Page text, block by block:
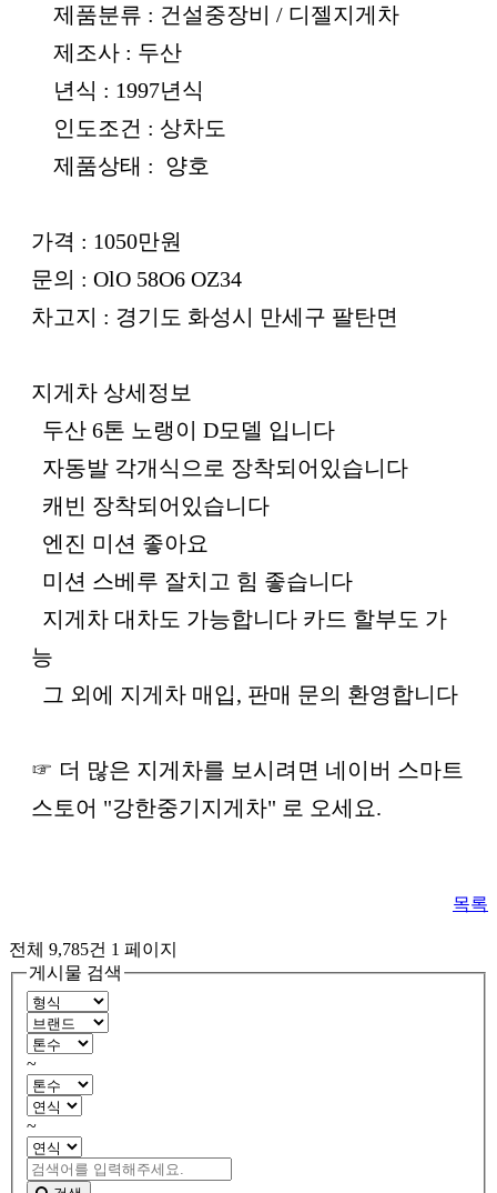
제품분류 : 건설중장비 / 디젤지게차
제조사 : 두산
년식 : 1997년식
인도조건 : 상차도
제품상태 : 양호
가격 : 1050만원
문의 : OlO 58O6 OZ34
차고지 : 경기도 화성시 만세구 팔탄면
지게차 상세정보
두산 6톤 노랭이 D모델 입니다
자동발 각개식으로 장착되어있습니다
캐빈 장착되어있습니다
엔진 미션 좋아요
미션 스베루 잘치고 힘 좋습니다
지게차 대차도 가능합니다 카드 할부도 가
능
그 외에 지게차 매입, 판매 문의 환영합니다
☞ 더 많은 지게차를 보시려면 네이버 스마트
스토어 "강한중기지게차" 로 오세요.
목록
전체 9,785건 1 페이지
게시물 검색
~
~